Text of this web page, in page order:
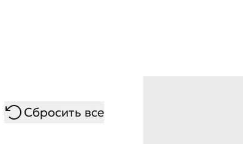
Сбросить все